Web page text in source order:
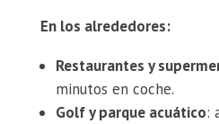
En los alrededores:
Restaurantes y
minutos en coche.
Golf y parque acuático: